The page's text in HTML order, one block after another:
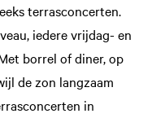
terrasconcerten.
iedere vrijdag- en
borrel of diner, op
de zon langzaam
in